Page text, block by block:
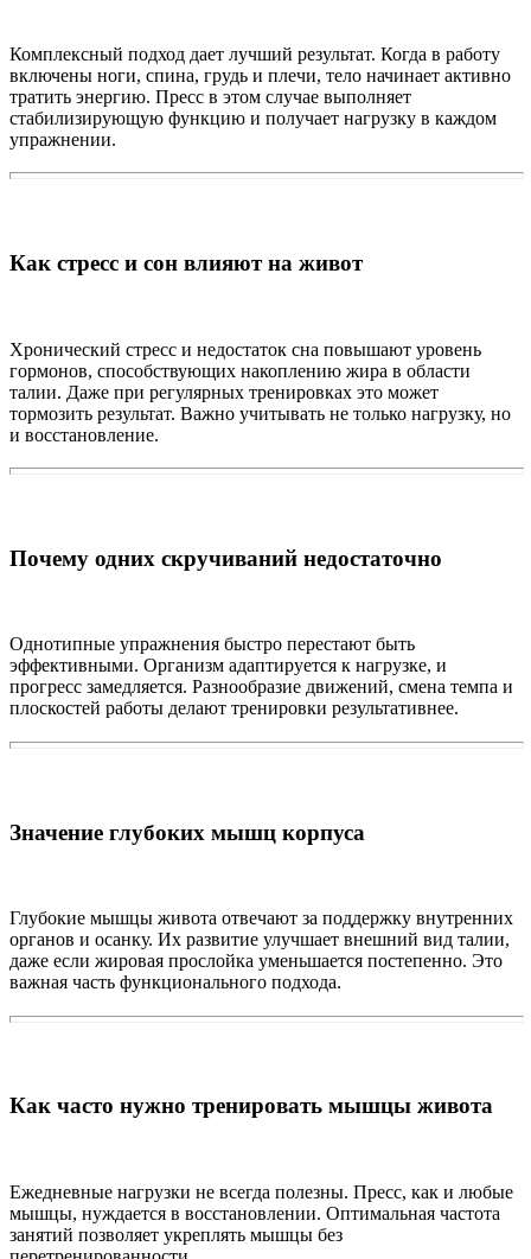
Комплексный подход дает лучший результат. Когда в работу
включены ноги, спина, грудь и плечи, тело начинает активно
тратить энергию. Пресс в этом случае выполняет
стабилизирующую функцию и получает нагрузку в каждом
упражнении.
Как стресс и сон влияют на живот
Хронический стресс и недостаток сна повышают уровень
гормонов, способствующих накоплению жира в области
талии. Даже при регулярных тренировках это может
тормозить результат. Важно учитывать не только нагрузку, но
и восстановление.
Почему одних скручиваний недостаточно
Однотипные упражнения быстро перестают быть
эффективными. Организм адаптируется к нагрузке, и
прогресс замедляется. Разнообразие движений, смена темпа и
плоскостей работы делают тренировки результативнее.
Значение глубоких мышц корпуса
Глубокие мышцы живота отвечают за поддержку внутренних
органов и осанку. Их развитие улучшает внешний вид талии,
даже если жировая прослойка уменьшается постепенно. Это
важная часть функционального подхода.
Как часто нужно тренировать мышцы живота
Ежедневные нагрузки не всегда полезны. Пресс, как и любые
мышцы, нуждается в восстановлении. Оптимальная частота
занятий позволяет укреплять мышцы без